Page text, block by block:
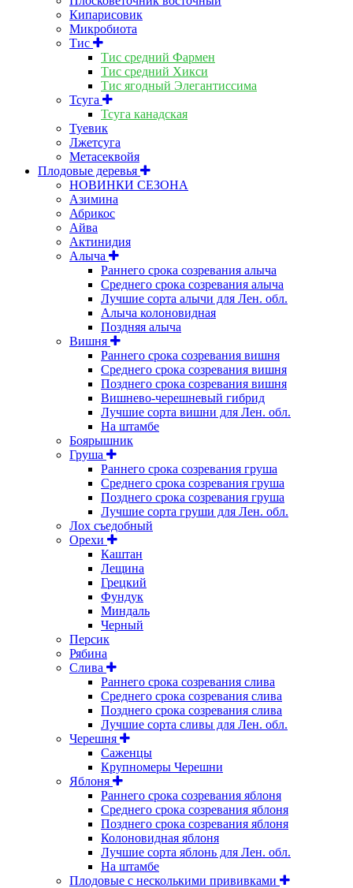
Кипарисовик
Микробиота
Тис
Тис средний Фармен
Тис средний Хикси
Тис ягодный Элегантиссима
Тсуга
Тсуга канадская
Туевик
Лжетсуга
Метасеквойя
Плодовые деревья
НОВИНКИ СЕЗОНА
Азимина
Абрикос
Айва
Актинидия
Алыча
Раннего срока созревания алыча
Среднего срока созревания алыча
Лучшие сорта алычи для Лен. обл.
Алыча колоновидная
Поздняя алыча
Вишня
Раннего срока созревания вишня
Среднего срока созревания вишня
Позднего срока созревания вишня
Вишнево-черешневый гибрид
Лучшие сорта вишни для Лен. обл.
На штамбе
Боярышник
Груша
Раннего срока созревания груша
Среднего срока созревания груша
Позднего срока созревания груша
Лучшие сорта груши для Лен. обл.
Лох съедобный
Орехи
Каштан
Лещина
Грецкий
Фундук
Миндаль
Черный
Персик
Рябина
Слива
Раннего срока созревания слива
Среднего срока созревания слива
Позднего срока созревания слива
Лучшие сорта сливы для Лен. обл.
Черешня
Саженцы
Крупномеры Черешни
Яблоня
Раннего срока созревания яблоня
Среднего срока созревания яблоня
Позднего срока созревания яблоня
Колоновидная яблоня
Лучшие сорта яблонь для Лен. обл.
На штамбе
Плодовые с несколькими прививками